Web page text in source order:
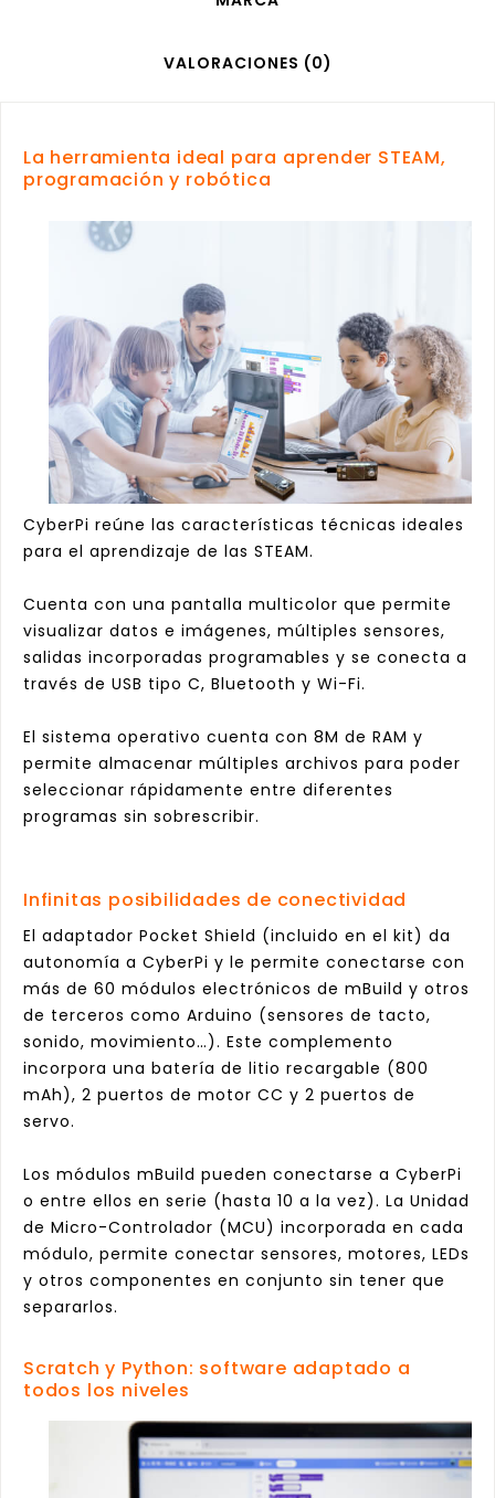
VALORACIONES (0)
La herramienta ideal para aprender STEAM,
programación y robótica
CyberPi reúne las características técnicas ideales
para el aprendizaje de las STEAM.
Cuenta con una pantalla multicolor que permite
visualizar datos e imágenes, múltiples sensores,
salidas incorporadas programables y se conecta a
través de USB tipo C, Bluetooth y Wi-Fi.
El sistema operativo cuenta con 8M de RAM y
permite almacenar múltiples archivos para poder
seleccionar rápidamente entre diferentes
programas sin sobrescribir.
Infinitas posibilidades de conectividad
El adaptador Pocket Shield (incluido en el kit) da
autonomía a CyberPi y le permite conectarse con
más de 60 módulos electrónicos de mBuild y otros
de terceros como Arduino (sensores de tacto,
sonido, movimiento…). Este complemento
incorpora una batería de litio recargable (800
mAh), 2 puertos de motor CC y 2 puertos de
servo.
Los módulos mBuild pueden conectarse a CyberPi
o entre ellos en serie (hasta 10 a la vez). La Unidad
de Micro-Controlador (MCU) incorporada en cada
módulo, permite conectar sensores, motores, LEDs
y otros componentes en conjunto sin tener que
separarlos.
Scratch y Python: software adaptado a
todos los niveles